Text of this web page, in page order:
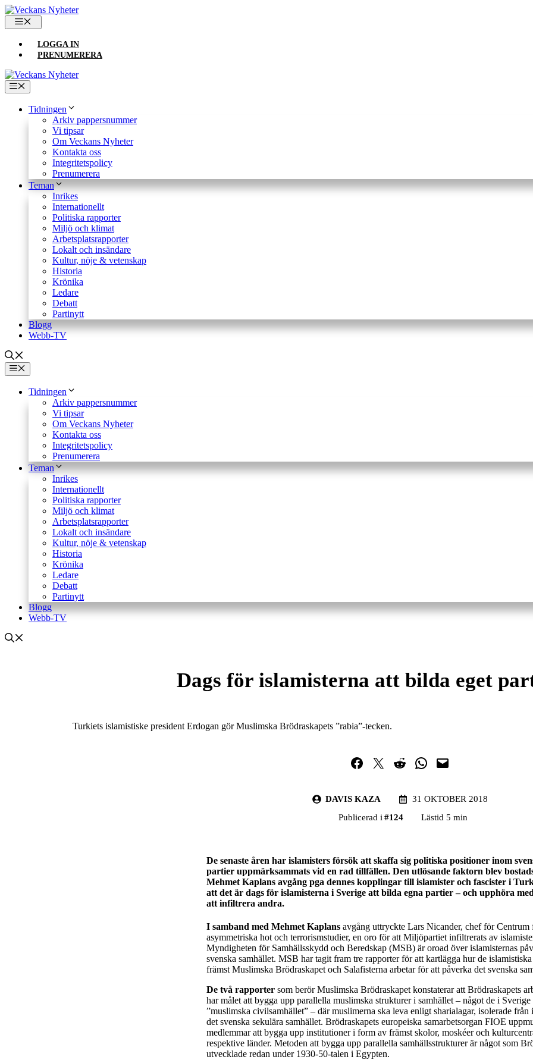
Hoppa
till
innehåll
LOGGA IN
PRENUMERERA
Meny
Tidningen
Arkiv pappersnummer
Vi tipsar
Om Veckans Nyheter
Kontakta oss
Integritetspolicy
Prenumerera
Teman
Inrikes
Internationellt
Politiska rapporter
Miljö och klimat
Arbetsplatsrapporter
Lokalt och insändare
Kultur, nöje & vetenskap
Historia
Krönika
Ledare
Debatt
Partinytt
Blogg
Webb-TV
Meny
Tidningen
Arkiv pappersnummer
Vi tipsar
Om Veckans Nyheter
Kontakta oss
Integritetspolicy
Prenumerera
Teman
Inrikes
Internationellt
Politiska rapporter
Miljö och klimat
Arbetsplatsrapporter
Lokalt och insändare
Kultur, nöje & vetenskap
Historia
Krönika
Ledare
Debatt
Partinytt
Blogg
Webb-TV
Dags för islamisterna att bilda eget
Turkiets islamistiske president Erdogan gör Muslimska Brödraskapets ”rabia”-tecken.
Dela på Facebook
Dela på TwitterDela på RedditDela i WhatsApp
Maila en länk
DAVIS KAZA
31 OKTOBER 2018
Publicerad i #124 Lästid 5 min
De senaste åren har islamisters försök att skaffa sig politiska positioner inom
partier uppmärksammats vid en rad tillfällen. Den utlösande faktorn blev
Mehmet Kaplans avgång pga dennes kopplingar till islamister och fascister i
att det är dags för islamisterna i Sverige att bilda egna partier – och upphöra
att infiltrera andra.
I samband med Mehmet Kaplans avgång uttryckte Lars Nicander, chef för Centrum
asymmetriska hot och terrorismstudier, en oro för att Miljöpartiet infiltrerats av
Myndigheten för Samhällsskydd och Beredskap (MSB) är oroad över islamisternas
svenska samhället. MSB har tagit fram tre rapporter för att kartlägga hur de
främst Muslimska Brödraskapet och Salafisterna arbetar för att påverka det svenska
De två rapporter som berör Muslimska Brödraskapet konstaterar att Brödraskapets
har målet att bygga upp parallella muslimska strukturer i samhället – något de i
”muslimska civilsamhället” – där muslimerna ska leva enligt sharialagar, isolerade
det svenska sekulära samhället. Brödraskapets europeiska samarbetsorgan FIOE
medlemmar att bygga upp institutioner i form av främst skolor, moskéer och
respektive länder. Metoden att bygga upp parallella samhällsstrukturer är något som
utvecklade redan under 1930-50-talen i Egypten.